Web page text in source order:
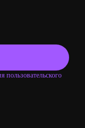
пользовательского